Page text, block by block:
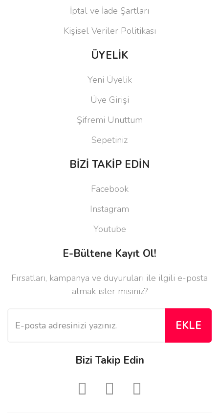
İptal ve İade Şartları
Kişisel Veriler Politikası
ÜYELİK
Yeni Üyelik
Üye Girişi
Şifremi Unuttum
Sepetiniz
BİZİ TAKİP EDİN
Facebook
Instagram
Youtube
E-Bültene Kayıt Ol!
Fırsatları, kampanya ve duyuruları ile ilgili e-posta
almak ister misiniz?
EKLE
Bizi Takip Edin